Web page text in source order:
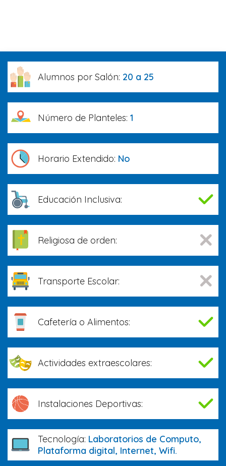
Alumnos por Salón: 20 a 25
Número de Planteles: 1
Horario Extendido: No
Educación Inclusiva:
Religiosa de orden:
Transporte Escolar:
Cafetería o Alimentos:
Actividades extraescolares:
Instalaciones Deportivas:
Tecnología: Laboratorios de Computo,
Plataforma digital, Internet, Wifi.